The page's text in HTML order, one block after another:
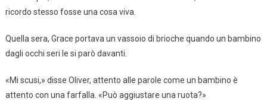
ricordo stesso fosse una cosa viva.
Quella sera, Grace portava un vassoio di brioche quando un bambino
dagli occhi seri le si parò davanti.
«Mi scusi,» disse Oliver, attento alle parole come un bambino è
attento con una farfalla. «Può aggiustare una ruota?»